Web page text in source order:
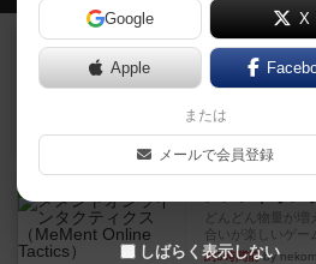
ルール/インスト
マーケットフ
目的あなたの店
重ねて在庫を最大
約3時間前by jurong
メメントオン
どんどん物量が
合いが楽しいゲー
約3時間前by
Google X
Apple
または
メールで会員登録
しばらく表示しない